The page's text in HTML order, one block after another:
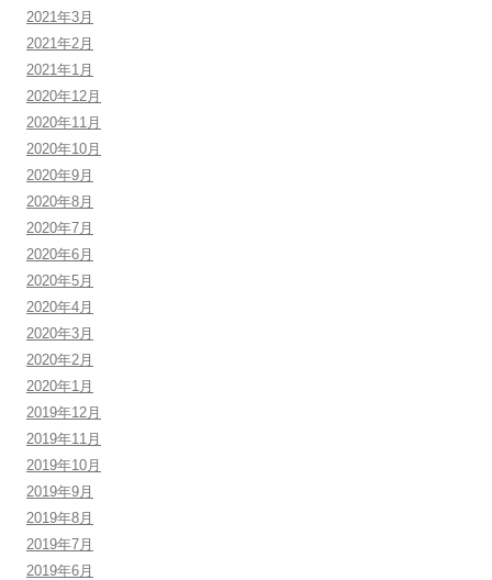
2021年3月
2021年2月
2021年1月
2020年12月
2020年11月
2020年10月
2020年9月
2020年8月
2020年7月
2020年6月
2020年5月
2020年4月
2020年3月
2020年2月
2020年1月
2019年12月
2019年11月
2019年10月
2019年9月
2019年8月
2019年7月
2019年6月